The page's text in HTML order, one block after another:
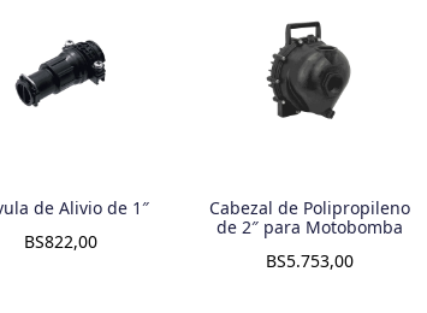
de Alivio de 1″
BS822,00
Cabezal de Polipropileno
de 2″ para Motobomba
BS5.753,00